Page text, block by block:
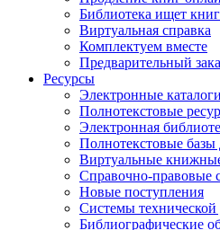
Библиотека ищет
Виртуальная справка
Комплектуем вместе
Предварительный
Ресурсы
Электронные каталоги
Полнотекстовые
Электронная
Полнотекстовые
Виртуальные
Справочно-правовые
Новые поступления
Cистемы
Библиографические